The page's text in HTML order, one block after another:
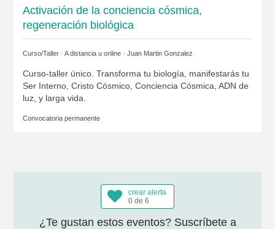
Activación de la conciencia cósmica,
regeneración biológica
Curso/Taller · A distancia u online · Juan Martin Gonzalez
Curso-taller único. Transforma tu biología, manifestarás tu
Ser Interno, Cristo Cósmico, Conciencia Cósmica, ADN de
luz, y larga vida.
Convocatoria permanente
crear alerta
0 de 6
¿Te gustan estos eventos? Suscríbete a